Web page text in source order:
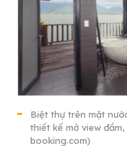
Biệt thự trên mặt
thiết kế mở view
booking.com)